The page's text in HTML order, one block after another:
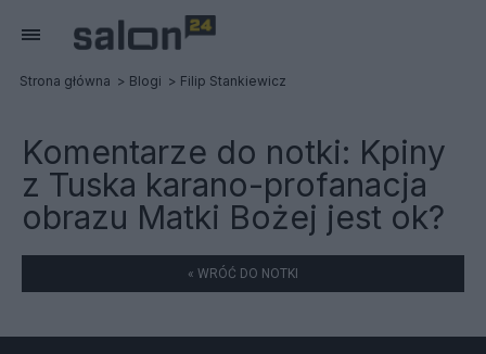
Strona główna Blogi Filip Stankiewicz
Komentarze do notki: Kpiny
z Tuska karano-profanacja
obrazu Matki Bożej jest ok?
« WRÓĆ DO NOTKI